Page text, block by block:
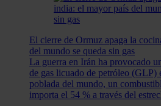
El cierre de Ormuz apaga la
del mundo se queda sin gas
La guerra en Irán ha provocado
de gas licuado de petróleo (GLP)
poblada del mundo, un
importa el 54 % a través del